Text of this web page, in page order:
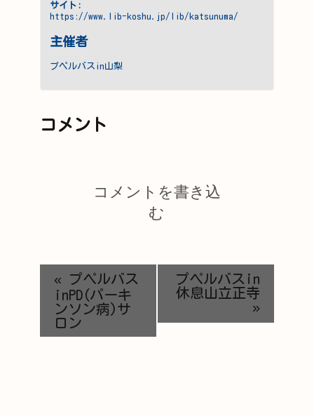
サイト:
https://www.lib-koshu.jp/lib/katsunuma/
主催者
プペルバスin山梨
コメント
コメントを書き込
む
« プペルバス
inPD(パーキ
ンソン病)サ
ロン
プペルバスin
休息山立正寺
»